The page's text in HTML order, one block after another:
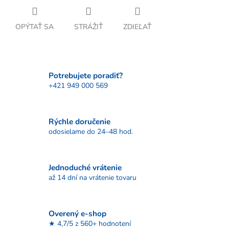
OPÝTAŤ SA STRÁŽIŤ ZDIEĽAŤ
Potrebujete poradiť?
+421 949 000 569
Rýchle doručenie
odosielame do 24–48 hod.
Jednoduché vrátenie
až 14 dní na vrátenie tovaru
Overený e-shop
★ 4,7/5 z 560+ hodnotení